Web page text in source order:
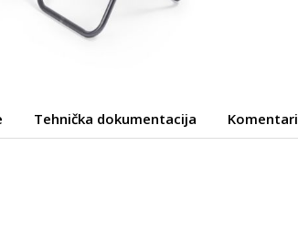
Tehnička dokumentacija Komentari